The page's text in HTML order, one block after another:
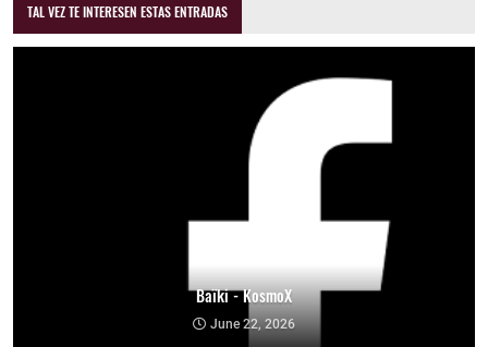
TAL VEZ TE INTERESEN ESTAS ENTRADAS
Baïki - KosmoX
June 22, 2026